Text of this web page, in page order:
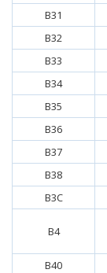
В31
В32
В33
В34
В35
В36
В37
В38
В3С
В4
В40